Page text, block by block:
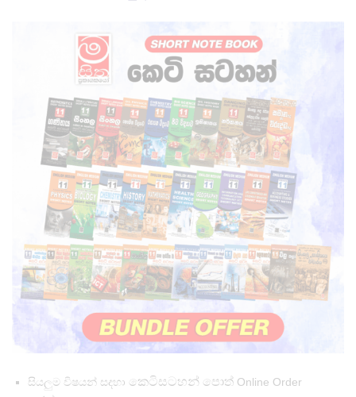
සියලුම විෂයන් සදහා කෙටිසටහන් පොත් Online Order